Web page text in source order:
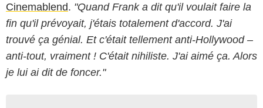
Cinemablend. "Quand Frank a dit qu'il voulait faire la
fin qu'il prévoyait, j'étais totalement d'accord. J'ai
trouvé ça génial. Et c'était tellement anti-Hollywood –
anti-tout, vraiment ! C'était nihiliste. J'ai aimé ça. Alors
je lui ai dit de foncer."